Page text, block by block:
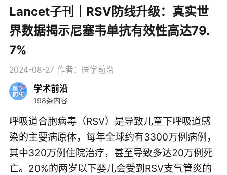
Lancet子刊｜RSV防线升级：真实世
界数据揭示尼塞韦单抗有效性高达79.
7%
2024-08-27 作者：医学前沿
学术前沿
198条内容
呼吸道合胞病毒（RSV）是导致儿童下呼吸道感
染的主要病原体，每年全球约有3300万例病例，
其中320万例住院治疗，甚至导致多达20万例死
亡。20%的两岁以下婴儿会受到RSV支气管炎的